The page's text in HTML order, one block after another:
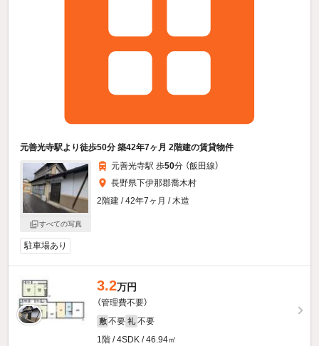
元善光寺駅より徒歩50分 築42年7ヶ月 2階建の賃貸物件
すべての写真
元善光寺駅 歩50分 （飯田線）
長野県下伊那郡喬木村
2階建 / 42年7ヶ月 / 木造
駐車場あり
3.2万円
（管理費不要）
敷 不要 礼 不要
1階 / 4SDK / 46.94㎡